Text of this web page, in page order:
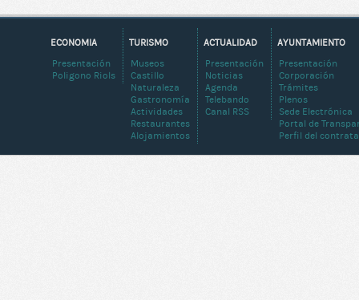
AYUNTAMIENTO
Presentación
Corporación
Trámites
Plenos
Sede Electrónica
Portal de
Perfil del
ACTUALIDAD
Presentación
Noticias
Agenda
Telebando
Canal RSS
TURISMO
Museos
Castillo
Naturaleza
Gastronomía
Actividades
Restaurantes
Alojamientos
ECONOMIA
Presentación
Poligono Riols